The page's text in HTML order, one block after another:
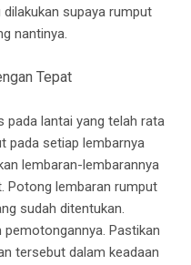
supaya rumput
nantinya.
Tepat
pada lantai yang telah rata
pada setiap lembarnya
lembaran-lembarannya
Potong lembaran rumput
sudah ditentukan.
Pastikan
tersebut dalam keadaan